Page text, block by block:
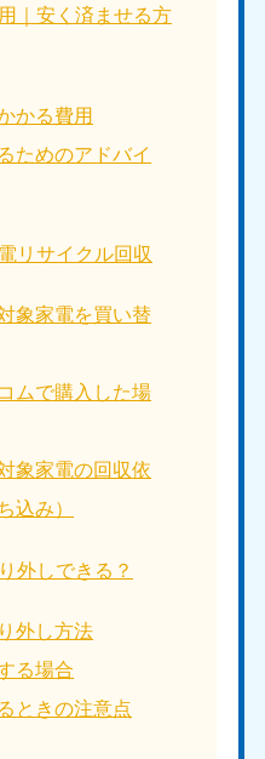
｜安く済ませる方
かる費用
ためのアドバイ
リサイクル回収
象家電を買い替
ムで購入した場
象家電の回収依
込み）
外しできる？
外し方法
る場合
ときの注意点